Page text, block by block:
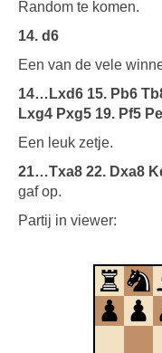
Random te komen.
14. d6
Een van de vele
14…Lxd6 15. Pb6
Lxg4 Pxg5 19. Pf5
Een leuk zetje.
21…Txa8 22. Dxa8
gaf op.
Partij in viewer: